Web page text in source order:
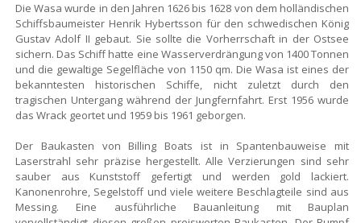
Die Wasa wurde in den Jahren 1626 bis 1628 von dem holländischen
Schiffsbaumeister Henrik Hybertsson für den schwedischen König
Gustav Adolf II gebaut. Sie sollte die Vorherrschaft in der Ostsee
sichern. Das Schiff hatte eine Wasserverdrängung von 1400 Tonnen
und die gewaltige Segelfläche von 1150 qm. Die Wasa ist eines der
bekanntesten historischen Schiffe, nicht zuletzt durch den
tragischen Untergang während der Jungfernfahrt. Erst 1956 wurde
das Wrack geortet und 1959 bis 1961 geborgen.
Der Baukasten von Billing Boats ist in Spantenbauweise mit
Laserstrahl sehr präzise hergestellt. Alle Verzierungen sind sehr
sauber aus Kunststoff gefertigt und werden gold lackiert.
Kanonenrohre, Segelstoff und viele weitere Beschlagteile sind aus
Messing. Eine ausführliche Bauanleitung mit Bauplan